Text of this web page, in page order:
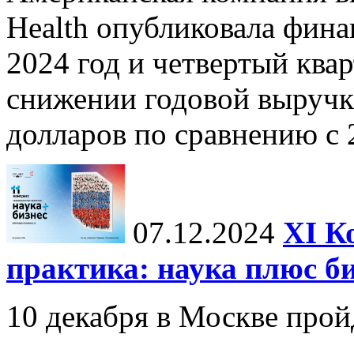
Health опубликовала
2024 год и четвертый
снижении годовой
долларов по сравнению с
07.12.2024 ХI
практика: наука плюс
10 декабря в Москве